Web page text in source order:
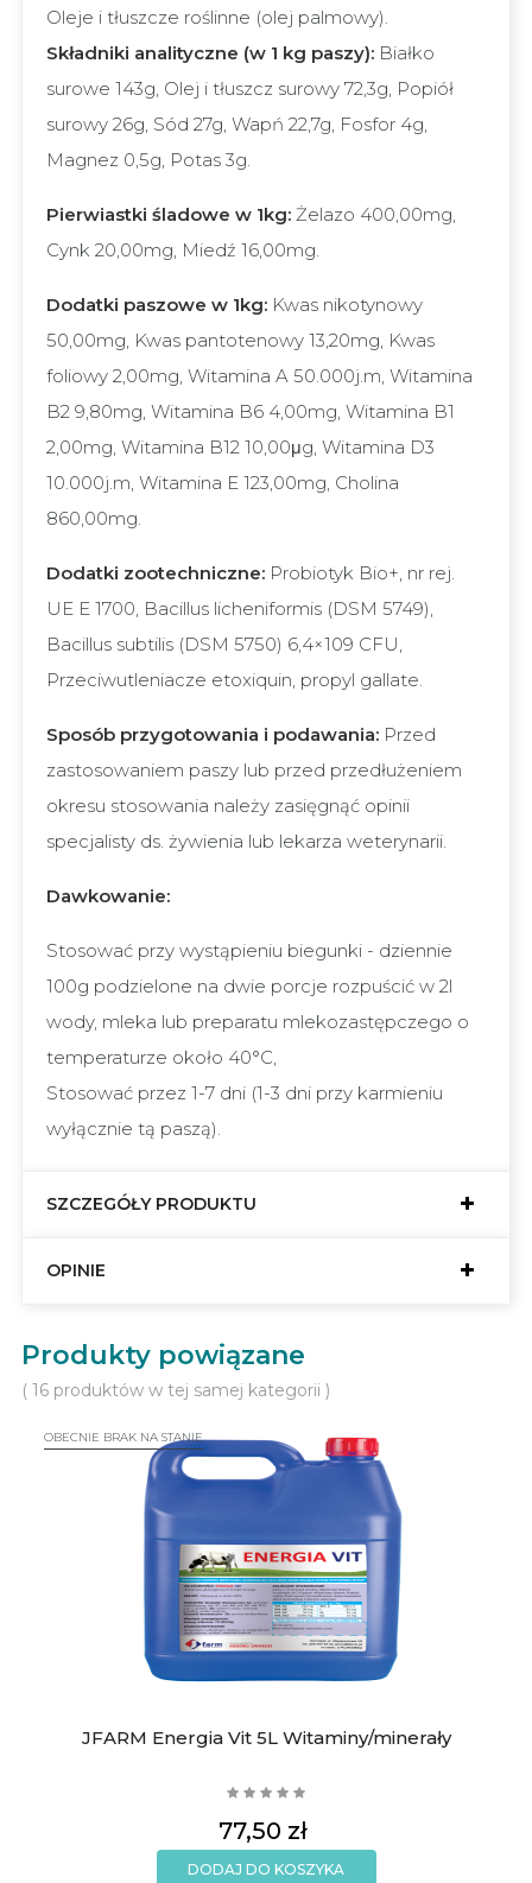
Oleje i tłuszcze roślinne (olej palmowy).
Składniki analityczne (w 1 kg paszy): Białko
surowe 143g, Olej i tłuszcz surowy 72,3g, Popiół
surowy 26g, Sód 27g, Wapń 22,7g, Fosfor 4g,
Magnez 0,5g, Potas 3g.
Pierwiastki śladowe w 1kg: Żelazo 400,00mg,
Cynk 20,00mg, Miedź 16,00mg.
Dodatki paszowe w 1kg: Kwas nikotynowy
50,00mg, Kwas pantotenowy 13,20mg, Kwas
foliowy 2,00mg, Witamina A 50.000j.m, Witamina
B2 9,80mg, Witamina B6 4,00mg, Witamina B1
2,00mg, Witamina B12 10,00μg, Witamina D3
10.000j.m, Witamina E 123,00mg, Cholina
860,00mg.
Dodatki zootechniczne: Probiotyk Bio+, nr rej.
UE E 1700, Bacillus licheniformis (DSM 5749),
Bacillus subtilis (DSM 5750) 6,4×109 CFU,
Przeciwutleniacze etoxiquin, propyl gallate.
Sposób przygotowania i podawania: Przed
zastosowaniem paszy lub przed przedłużeniem
okresu stosowania należy zasięgnąć opinii
specjalisty ds. żywienia lub lekarza weterynarii.
Dawkowanie:
Stosować przy wystąpieniu biegunki - dziennie
100g podzielone na dwie porcje rozpuścić w 2l
wody, mleka lub preparatu mlekozastępczego o
temperaturze około 40°C,
Stosować przez 1-7 dni (1-3 dni przy karmieniu
wyłącznie tą paszą).
SZCZEGÓŁY PRODUKTU
OPINIE
Produkty powiązane
( 16 produktów w tej samej kategorii )
OBECNIE BRAK NA STANIE
JFARM Energia Vit 5L Witaminy/minerały
Cena
77,50 zł
DODAJ DO KOSZYKA